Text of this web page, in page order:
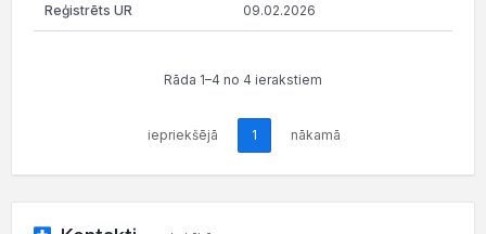
09.02.2026
Rāda 1–4 no 4 ierakstiem
iepriekšējā 1 nākamā